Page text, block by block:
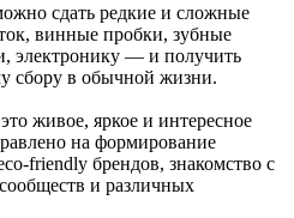
сдать редкие и сложные
винные пробки, зубные
электронику — и получить
сбору в обычной жизни.
живое, яркое и интересное
на формирование
friendly брендов, знакомство с
и различных